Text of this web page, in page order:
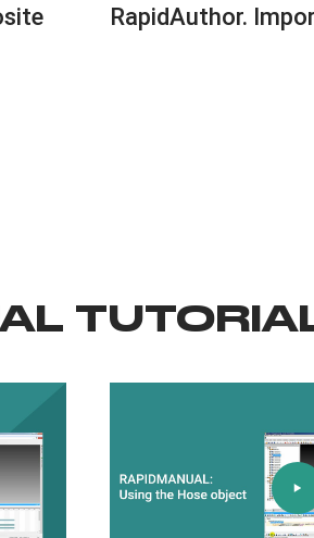
RapidAuthor.